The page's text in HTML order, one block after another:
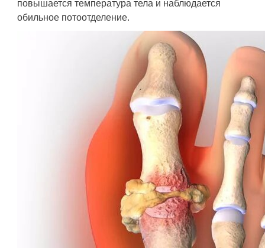
повышается температура тела и наблюдается
обильное потоотделение.